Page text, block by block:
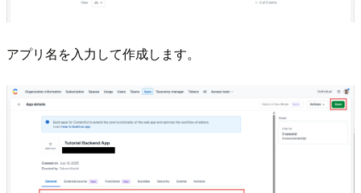
アプリ名を入力して作成します。